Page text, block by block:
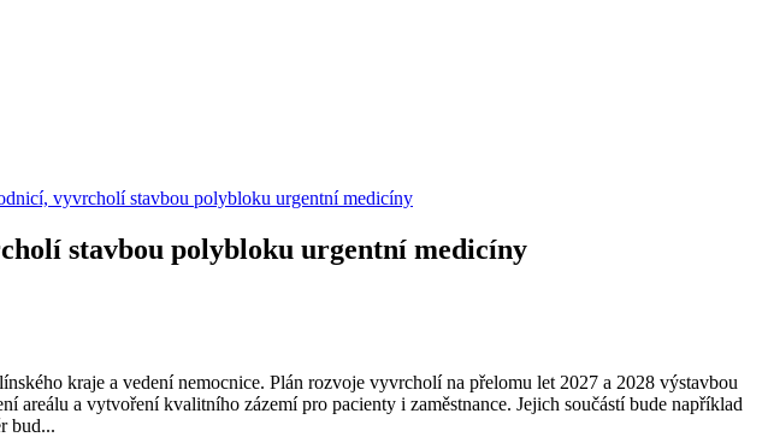
vyvrcholí stavbou polybloku urgentní medicíny
stavbou polybloku urgentní medicíny
kraje a vedení nemocnice. Plán rozvoje vyvrcholí na přelomu let 2027 a 2028 výstavbou
a vytvoření kvalitního zázemí pro pacienty i zaměstnance. Jejich součástí bude například
bud...